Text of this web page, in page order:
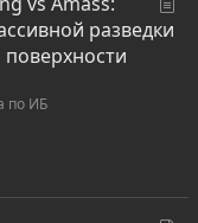
разведки
по ИБ